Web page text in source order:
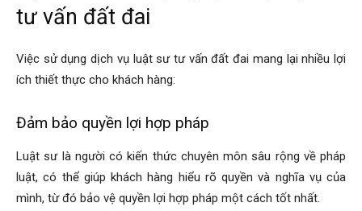
tư vấn đất đai
Việc sử dụng dịch vụ luật sư tư vấn đất đai mang lại nhiều lợi
ích thiết thực cho khách hàng:
Đảm bảo quyền lợi hợp pháp
Luật sư là người có kiến thức chuyên môn sâu rộng về pháp
luật, có thể giúp khách hàng hiểu rõ quyền và nghĩa vụ của
mình, từ đó bảo vệ quyền lợi hợp pháp một cách tốt nhất.